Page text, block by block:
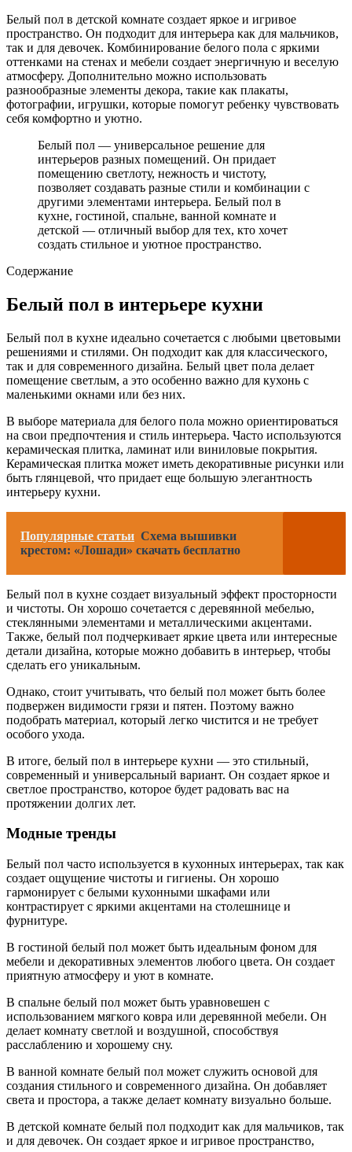
Белый пол в детской комнате создает яркое и игривое
пространство. Он подходит для интерьера как для мальчиков,
так и для девочек. Комбинирование белого пола с яркими
оттенками на стенах и мебели создает энергичную и веселую
атмосферу. Дополнительно можно использовать
разнообразные элементы декора, такие как плакаты,
фотографии, игрушки, которые помогут ребенку чувствовать
себя комфортно и уютно.
Белый пол — универсальное решение для
интерьеров разных помещений. Он придает
помещению светлоту, нежность и чистоту,
позволяет создавать разные стили и комбинации с
другими элементами интерьера. Белый пол в
кухне, гостиной, спальне, ванной комнате и
детской — отличный выбор для тех, кто хочет
создать стильное и уютное пространство.
Содержание
Белый пол в интерьере кухни
Белый пол в кухне идеально сочетается с любыми цветовыми
решениями и стилями. Он подходит как для классического,
так и для современного дизайна. Белый цвет пола делает
помещение светлым, а это особенно важно для кухонь с
маленькими окнами или без них.
В выборе материала для белого пола можно ориентироваться
на свои предпочтения и стиль интерьера. Часто используются
керамическая плитка, ламинат или виниловые покрытия.
Керамическая плитка может иметь декоративные рисунки или
быть глянцевой, что придает еще большую элегантность
интерьеру кухни.
Популярные статьи Схема вышивки
крестом: «Лошади» скачать бесплатно
Белый пол в кухне создает визуальный эффект просторности
и чистоты. Он хорошо сочетается с деревянной мебелью,
стеклянными элементами и металлическими акцентами.
Также, белый пол подчеркивает яркие цвета или интересные
детали дизайна, которые можно добавить в интерьер, чтобы
сделать его уникальным.
Однако, стоит учитывать, что белый пол может быть более
подвержен видимости грязи и пятен. Поэтому важно
подобрать материал, который легко чистится и не требует
особого ухода.
В итоге, белый пол в интерьере кухни — это стильный,
современный и универсальный вариант. Он создает яркое и
светлое пространство, которое будет радовать вас на
протяжении долгих лет.
Модные тренды
Белый пол часто используется в кухонных интерьерах, так как
создает ощущение чистоты и гигиены. Он хорошо
гармонирует с белыми кухонными шкафами или
контрастирует с яркими акцентами на столешнице и
фурнитуре.
В гостиной белый пол может быть идеальным фоном для
мебели и декоративных элементов любого цвета. Он создает
приятную атмосферу и уют в комнате.
В спальне белый пол может быть уравновешен с
использованием мягкого ковра или деревянной мебели. Он
делает комнату светлой и воздушной, способствуя
расслаблению и хорошему сну.
В ванной комнате белый пол может служить основой для
создания стильного и современного дизайна. Он добавляет
света и простора, а также делает комнату визуально больше.
В детской комнате белый пол подходит как для мальчиков, так
и для девочек. Он создает яркое и игривое пространство,